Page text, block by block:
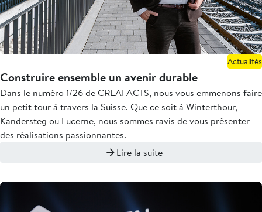
Actualités
Construire ensemble un avenir durable
Dans le numéro 1/26 de CREAFACTS, nous vous emmenons faire
un petit tour à travers la Suisse. Que ce soit à Winterthour,
Kandersteg ou Lucerne, nous sommes ravis de vous présenter
des réalisations passionnantes.
Lire la suite